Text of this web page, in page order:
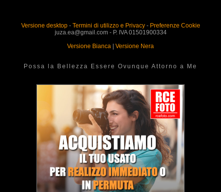
Versione desktop- Termini di utilizzo e Privacy- Preferenze Cookie
juza.ea@gmail.com - P. IVA 01501900334
Versione Bianca
Versione Nera
Possa la Bellezza Essere Ovunque Attorno a Me